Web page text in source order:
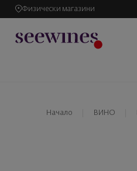
Физически магазини
Начало ВИНО